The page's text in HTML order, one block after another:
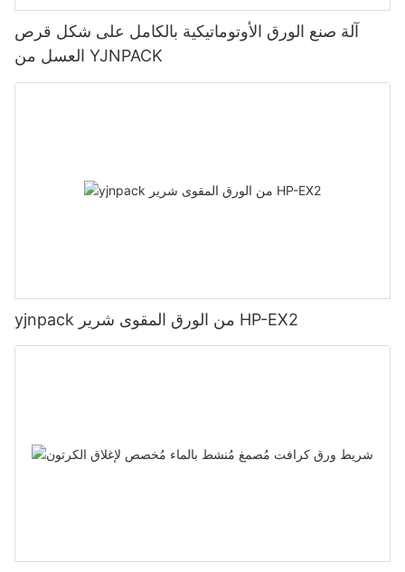
آلة صنع الورق الأوتوماتيكية بالكامل على شكل قرص
العسل من YJNPACK
yjnpack من الورق المقوى شرير HP-EX2